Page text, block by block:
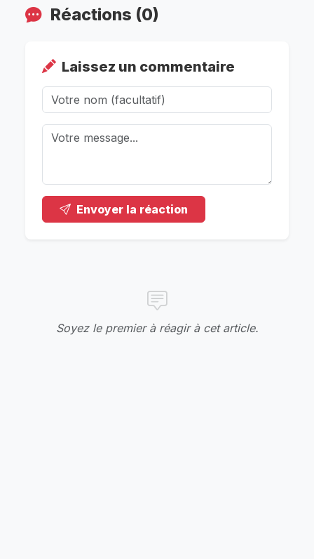
Réactions (0)
Laissez un commentaire
Envoyer la réaction
Soyez le premier à réagir à cet article.